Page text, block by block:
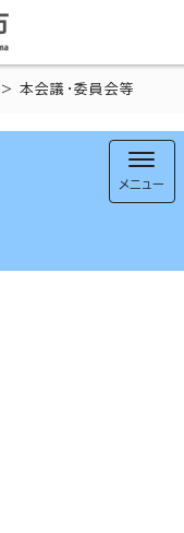
> 本会議・委員会等
メニュー